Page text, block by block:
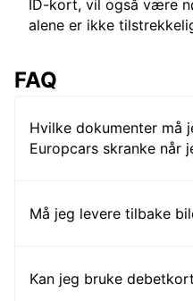
ID-kort, vil også være
alene er ikke
FAQ
Hvilke dokumenter må
Europcars skranke når
Må jeg levere tilbake
Kan jeg bruke